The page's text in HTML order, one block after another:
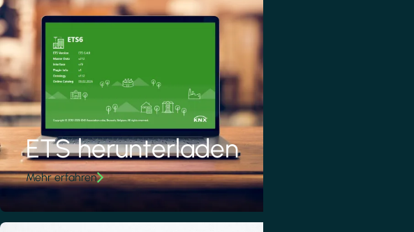
ETS herunterladen
Mehr erfahren